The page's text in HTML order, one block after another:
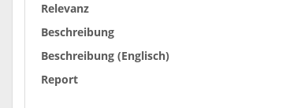
Relevanz
Beschreibung
Beschreibung (Englisch)
Report